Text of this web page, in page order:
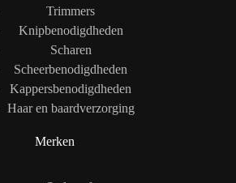
Trimmers
Knipbenodigdheden
Scharen
Scheerbenodigdheden
Kappersbenodigdheden
Haar en baardverzorging
Merken